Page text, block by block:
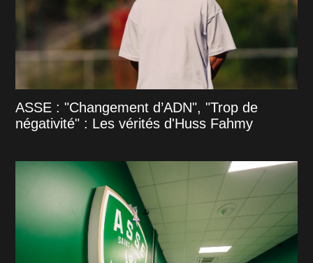
ASSE : "Changement d’ADN", "Trop de
négativité" : Les vérités d'Huss Fahmy